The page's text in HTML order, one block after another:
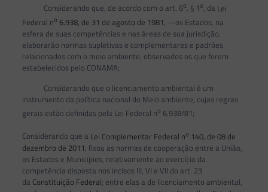
Considerando que, de acordo com o art. 6o, § 1o, da Lei
Federal no 6.938, de 31 de agosto de 1981, ―os Estados, na
esfera de suas competências e nas áreas de sua jurisdição,
elaborarão normas supletivas e complementares e padrões
relacionados com o meio ambiente, observados os que forem
estabelecidos pelo CONAMA;
Considerando que o licenciamento ambiental é um
instrumento da política nacional do Meio ambiente, cujas regras
gerais estão definidas pela Lei Federal no 6.938/81;
Considerando que a Lei Complementar Federal no 140, de 08 de
dezembro de 2011, fixou as normas de cooperação entre a União,
os Estados e Municípios, relativamente ao exercício da
competência disposta nos incisos III, VI e VII do art. 23
da Constituição Federal; entre elas a de licenciamento ambiental,